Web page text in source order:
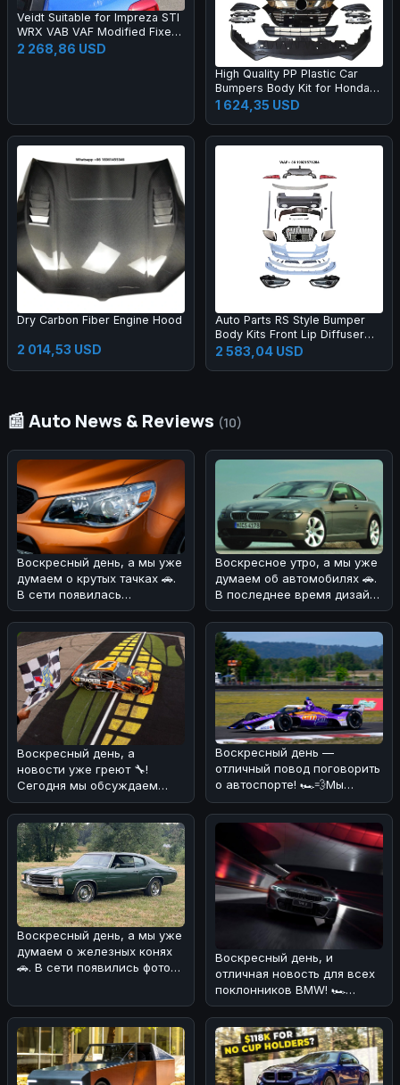
Veidt Suitable for Impreza STI
WRX VAB VAF Modified Fixed
Wing EUR Model Carbon Fiber
GT Large Spoiler
2 268,86 USD
High Quality PP Plastic Car
Bumpers Body Kit for Honda
2015 HRV Vezel Upgrade 20
1 624,35 USD
Dry Carbon Fiber Engine Hood
2 014,53 USD
Auto Parts RS Style Bumper
Body Kits Front Lip Diffuser
Side Skirts Headlights
Taillights Bumper Body Kit for
2 583,04 USD
📰 Auto News & Reviews (10)
Воскресный день, а мы уже
думаем о крутых тачках 🚗.
В сети появилась
информация о Шевроле СС
- musc
Воскресное утро, а мы уже
думаем об автомобилях 🚗.
В последнее время дизайн
BMW вызывает много спор
Воскресный день, а
новости уже греют 🔧!
Сегодня мы обсуждаем
победу Kvapil в серии
O'Reilly Auto Pa
Воскресный день —
отличный повод поговорить
о автоспорте! 🏎️💨Мы
разобрались в новости о
том, что R
Воскресный день, а мы уже
думаем о железных конях
🚗. В сети появились фото
Воскресный день, и
отличная новость для всех
поклонников BMW! 🏎
Сегодня мы узнали, что
BMW 3 Series